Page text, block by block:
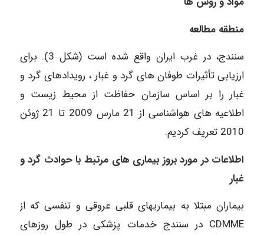
منطقه مطالعه
سنندج، در غرب ایران واقع شده است (شکل 3). برای
ارزیابی تأثیرات طوفان های گرد و غبار ، رویدادهای گرد و
غبار را بر اساس سازمان حفاظت از محیط زیست و
اطلاعیه های هواشناسی از 21 مارس 2009 تا 21 ژوئن
2010 تعریف کردیم.
اطلاعات در مورد بروز بیماری های مرتبط با حوادث گرد و
غبار
بیماران مبتلا به بیماریهای قلبی عروقی و تنفسی که از
CDMME در سنندج خدمات پزشکی در طول روزهای